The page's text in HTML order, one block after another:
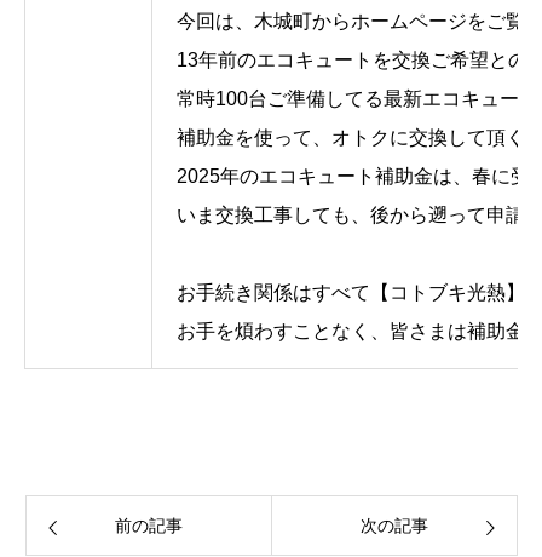
今回は、木城町からホームページをご覧
13年前のエコキュートを交換ご希望との
常時100台ご準備してる最新エコキュー
補助金を使って、オトクに交換して頂く
2025年のエコキュート補助金は、春に受
いま交換工事しても、後から遡って申請
お手続き関係はすべて【コトブキ光熱】
お手を煩わすことなく、皆さまは補助金
前の記事 次の記事